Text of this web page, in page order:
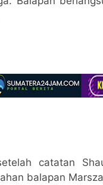
catatan
balapan